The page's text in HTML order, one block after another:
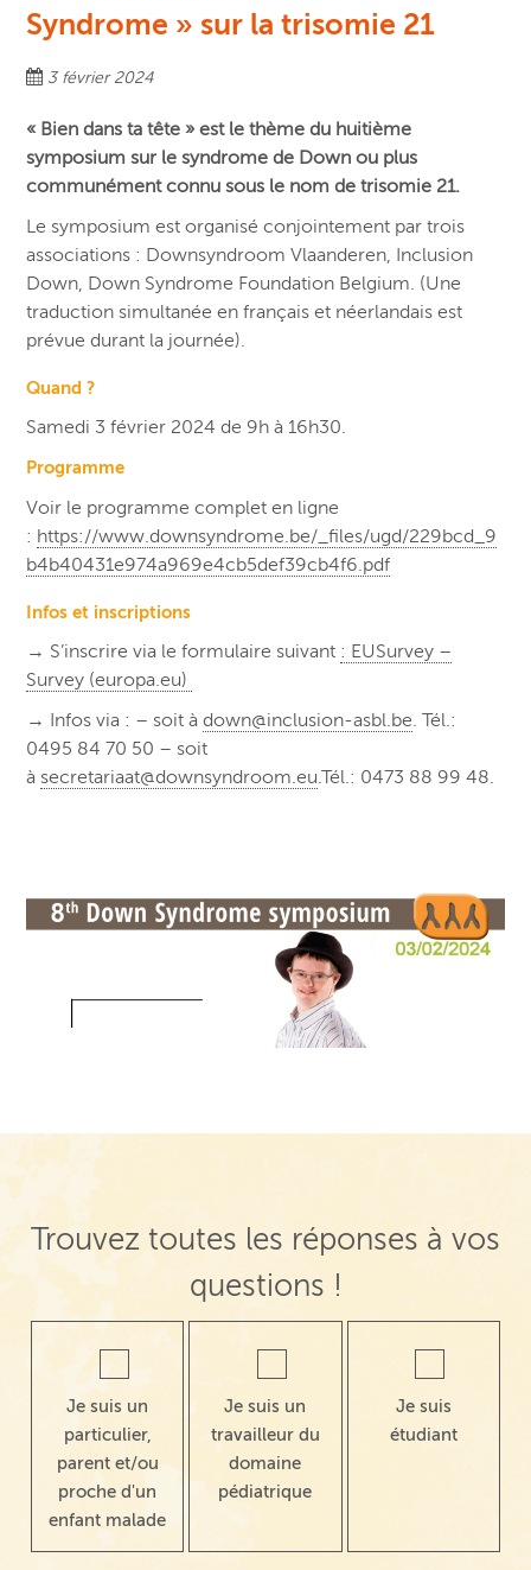
Syndrome » sur la trisomie 21
3 février 2024
« Bien dans ta tête » est le thème du huitième
symposium sur le syndrome de Down ou plus
communément connu sous le nom de trisomie 21.
Le symposium est organisé conjointement par trois
associations : Downsyndroom Vlaanderen, Inclusion
Down, Down Syndrome Foundation Belgium. (Une
traduction simultanée en français et néerlandais est
prévue durant la journée).
Quand ?
Samedi 3 février 2024 de 9h à 16h30.
Programme
Voir le programme complet en ligne
: https://www.downsyndrome.be/_files/ugd/229bcd_9
b4b40431e974a969e4cb5def39cb4f6.pdf
Infos et inscriptions
→ S’inscrire via le formulaire suivant : EUSurvey –
Survey (europa.eu)
→ Infos via : – soit àdown@inclusion-asbl.be. Tél.:
0495 84 70 50 – soit
à secretariaat@downsyndroom.eu.Tél.: 0473 88 99 48.
Trouvez toutes les réponses à vos
questions !
Je suis un
particulier,
parent et/ou
proche d'un
enfant malade
Je suis un
travailleur du
domaine
pédiatrique
Je suis
étudiant